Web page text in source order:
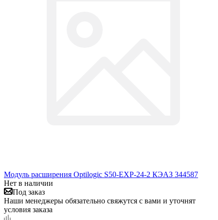
Модуль расширения Optilogic S50-EXP-24-2 КЭАЗ 344587
Нет в наличии
Под заказ
Наши менеджеры обязательно свяжутся с вами и уточнят
условия заказа